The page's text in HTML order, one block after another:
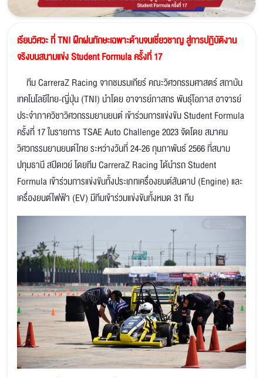
เรียนวิศวะ ที่ TNI ฝึกฝนทักษะเฉพาะด้านจนเชี่ยวชาญ สู่การปฏิบัติงาน
จริงบนสนามแข่ง Student Formula ครั้งที่ 17
ทีม CarreraZ Racing จากชมรมเกียร์ คณะวิศวกรรมศาสตร์ สถาบัน
เทคโนโลยีไทย-ญี่ปุ่น (TNI) นำโดย อาจารย์ภาสกร พันธุ์โอภาส อาจารย์
ประจำภาควิชาวิศวกรรมยานยนต์ เข้าร่วมการแข่งขัน Student Formula
ครั้งที่ 17 ในรายการ TSAE Auto Challenge 2023 จัดโดย สมาคม
วิศวกรรมยานยนต์ไทย ระหว่างวันที่ 24-26 กุมภาพันธ์ 2566 ที่สนาม
ปทุมธานี สปีดเวย์ โดยทีม CarreraZ Racing ได้นำรถ Student
Formula เข้าร่วมการแข่งขันทั้งประเภทเครื่องยนต์สันดาป (Engine) และ
เครื่องยนต์ไฟฟ้า (EV) มีทีมเข้าร่วมแข่งขันทั้งหมด 31 ทีม